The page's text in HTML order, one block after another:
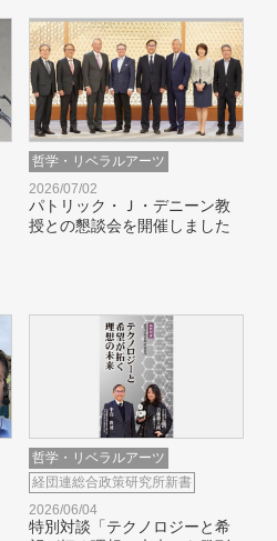
哲学・リベラルアーツ
2026/07/02
パトリック・Ｊ・デニーン教
授との懇談会を開催しました
哲学・リベラルアーツ
経団連総合政策研究所新書
2026/06/04
特別対談「テクノロジーと希